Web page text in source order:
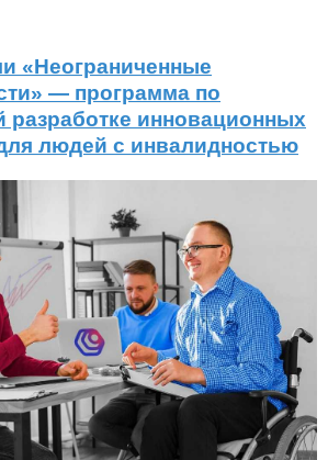
«Неограниченные
— программа по
разработке инновационных
людей с инвалидностью